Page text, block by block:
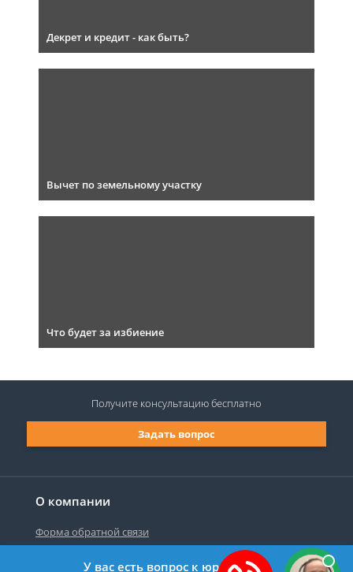
Декрет и кредит - как быть?
Вычет по земельному участку
Что будет за избиение
О компании
Форма обратной связи
Задать вопрос
Получите консультациюбесплатно
У вас есть вопрос к юристу?